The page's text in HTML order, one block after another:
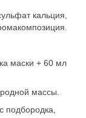
кальция,
маски + 60 мл
массы.
подбородка,